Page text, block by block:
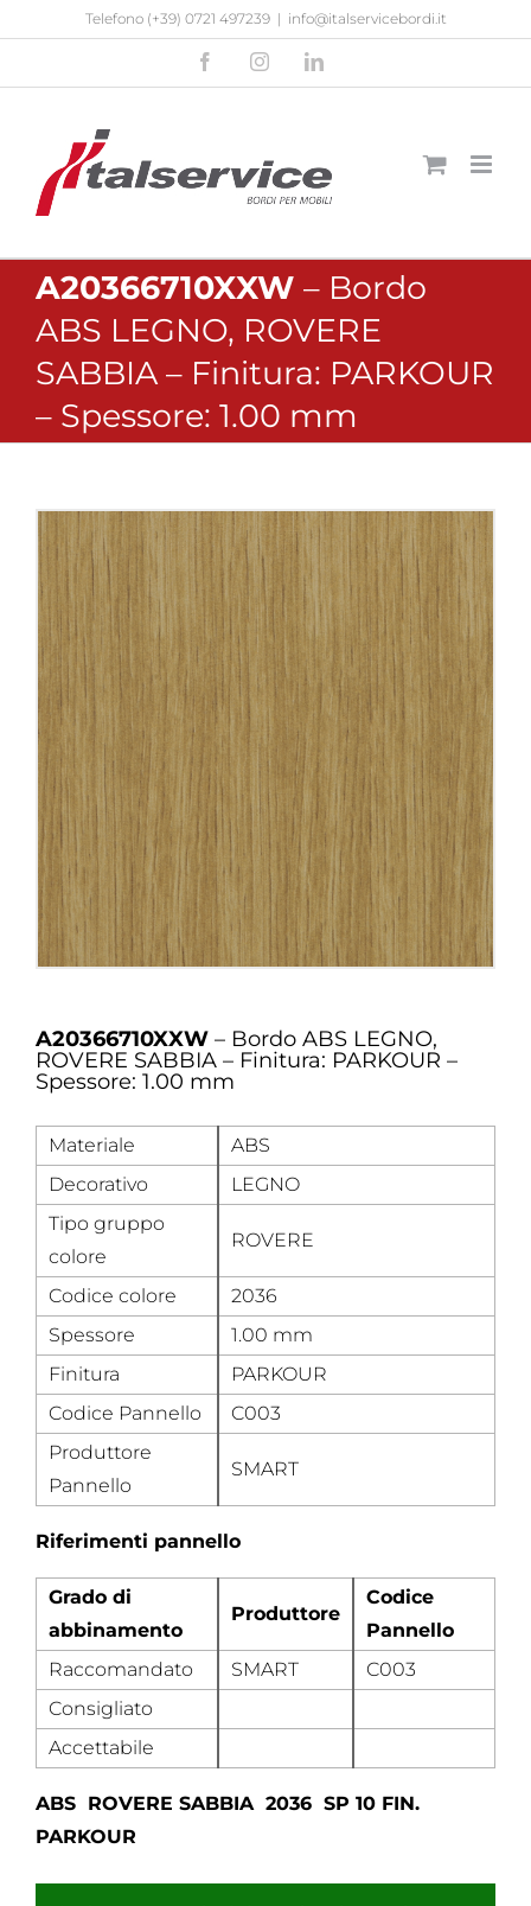
contenuto
Telefono (+39) 0721 497239 | info@italservicebordi.it
FacebookInstagramLinkedIn
A20366710XXW – Bordo
ABS LEGNO, ROVERE
SABBIA – Finitura: PARKOUR
– Spessore: 1.00 mm
A20366710XXW – Bordo ABS LEGNO,
ROVERE SABBIA – Finitura: PARKOUR –
Spessore: 1.00 mm
Materiale
ABS
Decorativo
LEGNO
Tipo gruppo
colore
ROVERE
Codice colore
2036
Spessore
1.00 mm
Finitura
PARKOUR
Codice Pannello
C003
Produttore
Pannello
SMART
Riferimenti pannello
Grado di
abbinamento
Produttore
Codice
Pannello
Raccomandato
SMART
C003
Consigliato
Accettabile
ABS ROVERE SABBIA 2036 SP 10 FIN.
PARKOUR